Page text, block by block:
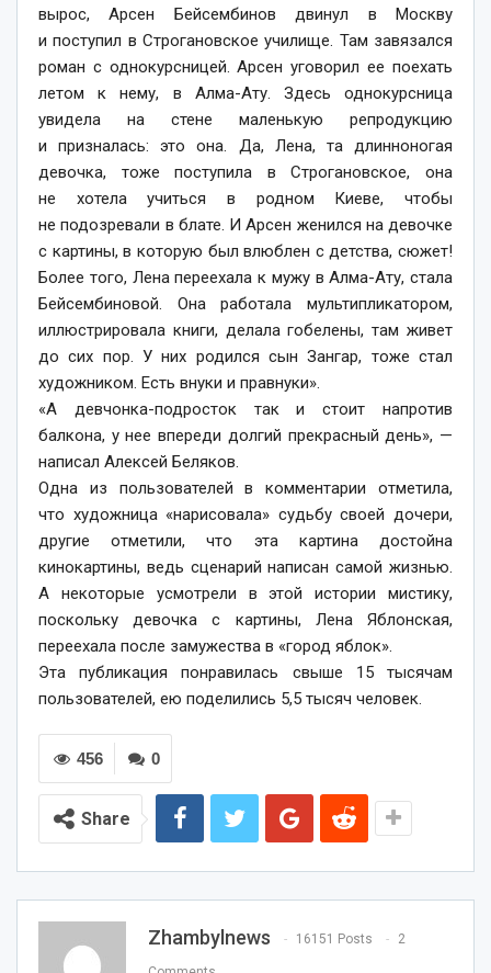
вырос, Арсен Бейсембинов двинул в Москву
и поступил в Строгановское училище. Там завязался
роман с однокурсницей. Арсен уговорил ее поехать
летом к нему, в Алма-Ату. Здесь однокурсница
увидела на стене маленькую репродукцию
и призналась: это она. Да, Лена, та длинноногая
девочка, тоже поступила в Строгановское, она
не хотела учиться в родном Киеве, чтобы
не подозревали в блате. И Арсен женился на девочке
с картины, в которую был влюблен с детства, сюжет!
Более того, Лена переехала к мужу в Алма-Ату, стала
Бейсембиновой. Она работала мультипликатором,
иллюстрировала книги, делала гобелены, там живет
до сих пор. У них родился сын Зангар, тоже стал
художником. Есть внуки и правнуки».
«А девчонка-подросток так и стоит напротив
балкона, у нее впереди долгий прекрасный день», —
написал Алексей Беляков.
Одна из пользователей в комментарии отметила,
что художница «нарисовала» судьбу своей дочери,
другие отметили, что эта картина достойна
кинокартины, ведь сценарий написан самой жизнью.
А некоторые усмотрели в этой истории мистику,
поскольку девочка с картины, Лена Яблонская,
переехала после замужества в «город яблок».
Эта публикация понравилась свыше 15 тысячам
пользователей, ею поделились 5,5 тысяч человек.
0
456
Share
Zhambylnews 16151 Posts 2